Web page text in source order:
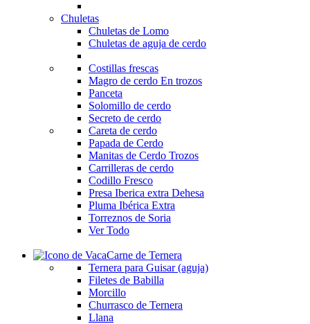
Chuletas
Chuletas de Lomo
Chuletas de aguja de cerdo
Costillas frescas
Magro de cerdo En trozos
Panceta
Solomillo de cerdo
Secreto de cerdo
Careta de cerdo
Papada de Cerdo
Manitas de Cerdo Trozos
Carrilleras de cerdo
Codillo Fresco
Presa Iberica extra Dehesa
Pluma Ibérica Extra
Torreznos de Soria
Ver Todo
Carne de Ternera
Ternera para Guisar (aguja)
Filetes de Babilla
Morcillo
Churrasco de Ternera
Llana